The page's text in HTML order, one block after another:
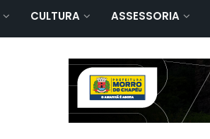
CULTURA ASSESSORIA